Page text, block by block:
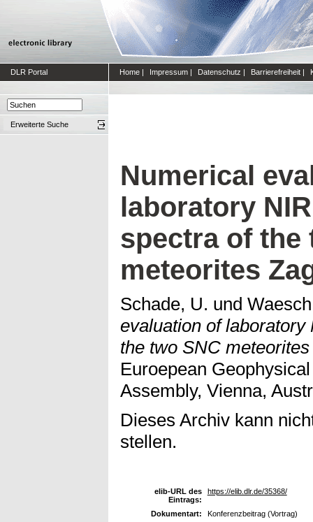
DLR Portal Home | Impressum | Datenschutz | Barrierefreiheit |
Erweiterte Suche
Numerical
laboratory
spectra of the
meteorites
Schade, U. und
evaluation of
the two SNC
Euroepean
Assembly, Vienna,
Dieses Archiv kann
stellen.
elib-URL des
Eintrags:
https://elib.dlr.de/35368/
Dokumentart:
Konferenzbeitrag (Vortrag)